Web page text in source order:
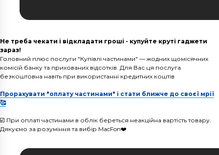
Не треба чекати і відкладати гроші - купуйте круті гаджети
зараз!
Головний плюс послуги "Купівлі частинами" — жодних щомісячних
комісій банку та прихованих відсотків. Для Вас ця послуга
безкоштовна навіть при використанні кредитних коштів
Прорахувати "оплату частинами" і стати ближче до своєї мрії
🥰
☑️ При оплаті частинами в облік береться неакційна вартість товару.
Дякуємо за розуміння та вибір MacFon❤️